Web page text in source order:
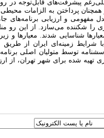
پیشرفت‌های قابل‌توجه در
پرداختن به الزامات
مفهومی و ارزیابی برنامه‌های
را شکننده می‌سازد. از این رو
شناسایی شدند. معیارها و
شرایط زمینه‌ای ایران از طریق
توسط متولیان اصلی
تهیه شده برای شهر تهران،